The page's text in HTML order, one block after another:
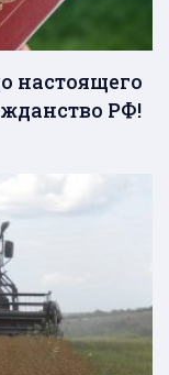
настоящего
РФ!